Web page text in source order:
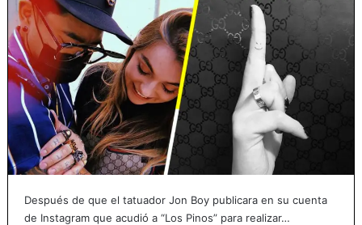
Después de que el tatuador Jon Boy publicara en su cuenta
de Instagram que acudió a “Los Pinos” para realizar…